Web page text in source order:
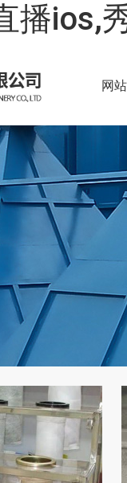
播ios,
网